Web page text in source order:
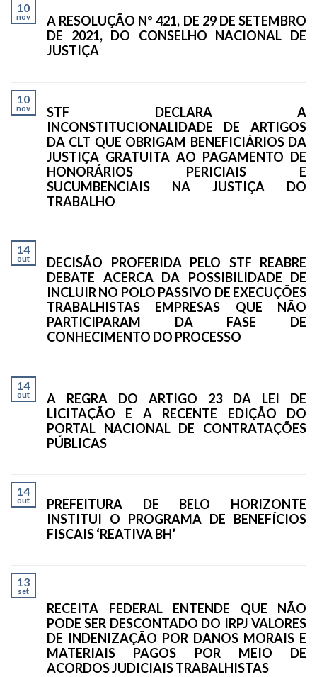
10
nov
A RESOLUÇÃO Nº 421, DE 29 DE SETEMBRO
DE 2021, DO CONSELHO NACIONAL DE
JUSTIÇA
10
nov
STF DECLARA A
INCONSTITUCIONALIDADE DE ARTIGOS
DA CLT QUE OBRIGAM BENEFICIÁRIOS DA
JUSTIÇA GRATUITA AO PAGAMENTO DE
HONORÁRIOS PERICIAIS E
SUCUMBENCIAIS NA JUSTIÇA DO
TRABALHO
14
out
DECISÃO PROFERIDA PELO STF REABRE
DEBATE ACERCA DA POSSIBILIDADE DE
INCLUIR NO POLO PASSIVO DE EXECUÇÕES
TRABALHISTAS EMPRESAS QUE NÃO
PARTICIPARAM DA FASE DE
CONHECIMENTO DO PROCESSO
14
out
A REGRA DO ARTIGO 23 DA LEI DE
LICITAÇÃO E A RECENTE EDIÇÃO DO
PORTAL NACIONAL DE CONTRATAÇÕES
PÚBLICAS
14
out
PREFEITURA DE BELO HORIZONTE
INSTITUI O PROGRAMA DE BENEFÍCIOS
FISCAIS ‘REATIVA BH’
13
set
RECEITA FEDERAL ENTENDE QUE NÃO
PODE SER DESCONTADO DO IRPJ VALORES
DE INDENIZAÇÃO POR DANOS MORAIS E
MATERIAIS PAGOS POR MEIO DE
ACORDOS JUDICIAIS TRABALHISTAS